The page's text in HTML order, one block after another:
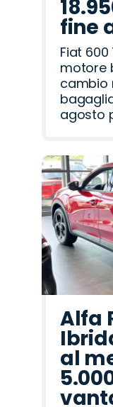
fine
Fiat
motore
cambio
agosto
Alfa
al